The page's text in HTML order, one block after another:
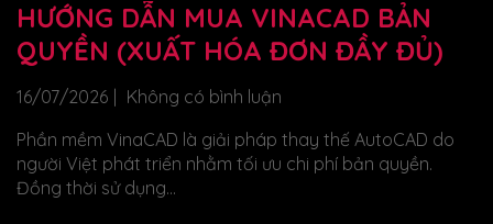
HƯỚNG DẪN MUA VINACAD BẢN
QUYỀN (XUẤT HÓA ĐƠN ĐẦY ĐỦ)
16/07/2026
Không có bình luận
Phần mềm VinaCAD là giải pháp thay thế AutoCAD do
người Việt phát triển nhằm tối ưu chi phí bản quyền.
Đồng thời sử dụng...